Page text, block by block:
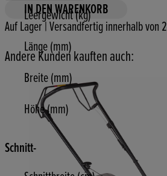
Leergewicht (kg)
Länge (mm)
Breite (mm)
Höhe (mm)
Schnitt-
IN DEN WARENKORB
Auf Lager | Versandfertig innerhalb von
Andere Kunden kauften auch: